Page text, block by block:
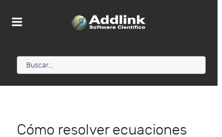
Cómo resolver ecuaciones